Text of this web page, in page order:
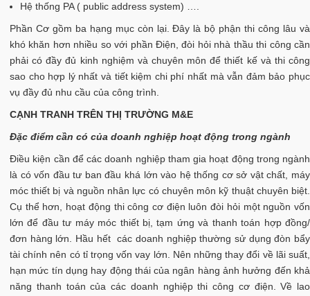
Hệ thống PA ( public address system) ….
Phần Cơ gồm ba hạng mục còn lại. Đây là bộ phận thi công lâu và
khó khăn hơn nhiều so với phần Điện, đòi hỏi nhà thầu thi công cần
phải có đầy đủ kinh nghiệm và chuyên môn để thiết kế và thi công
sao cho hợp lý nhất và tiết kiệm chi phí nhất mà vẫn đảm bảo phục
vụ đầy đủ nhu cầu của công trình.
CẠNH TRANH TRÊN THỊ TRƯỜNG M&E
Đặc điểm cần có của doanh nghiệp hoạt động trong ngành
Điều kiện cần để các doanh nghiệp tham gia hoạt động trong ngành
là có vốn đầu tư ban đầu khá lớn vào hệ thống cơ sở vật chất, máy
móc thiết bị và nguồn nhân lực có chuyên môn kỹ thuật chuyên biệt.
Cụ thể hơn, hoạt động thi công cơ điện luôn đòi hỏi một nguồn vốn
lớn để đầu tư máy móc thiết bị, tạm ứng và thanh toán hợp đồng/
đơn hàng lớn. Hầu hết các doanh nghiệp thường sử dụng đòn bẩy
tài chính nên có tỉ trọng vốn vay lớn. Nên những thay đổi về lãi suất,
hạn mức tín dụng hay động thái của ngân hàng ảnh hưởng đến khả
năng thanh toán của các doanh nghiệp thi công cơ điện. Về lao